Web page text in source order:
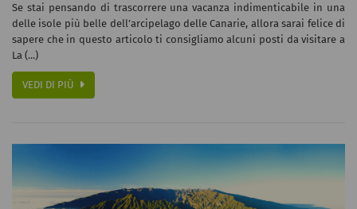
Se stai pensando di trascorrere una vacanza indimenticabile in una
delle isole più belle dell’arcipelago delle Canarie, allora sarai felice di
sapere che in questo articolo ti consigliamo alcuni posti da visitare a
La (...)
VEDI DI PIÙ